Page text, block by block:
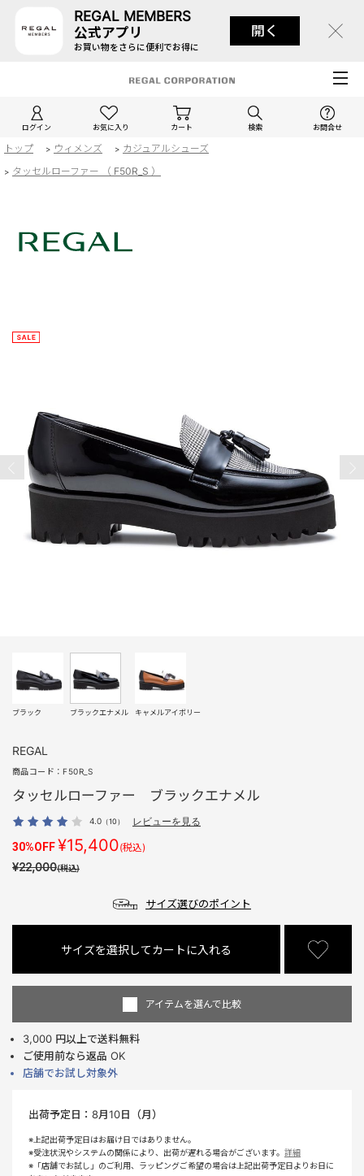
REGAL MEMBERS
公式アプリ
お買い物をさらに便利でお得に
開く
ログイン お気に入り カート 検索 お問合せ
トップ > ウィメンズ > カジュアルシューズ
> タッセルローファー （ F50R_S ）
ブラック ブラックエナメル キャメルアイボリー
REGAL
商品コード： F50R_S
タッセルローファー ブラックエナメル
4.0 （10） レビューを見る
30%OFF¥15,400(税込)
¥22,000(税込)
サイズ選びのポイント
サイズを選択してカートに入れる
アイテムを選んで比較
3,000 円以上で送料無料
ご使用前なら返品 OK
店舗でお試し対象外
出荷予定日： 8月10日（月）
※上記出荷予定日はお届け日ではありません。
※受注状況やシステムの関係により、出荷が遅れる場合がございます。 詳細
※「店舗でお試し」のご利用、ラッピングご希望の場合は上記出荷予定日よりお日に